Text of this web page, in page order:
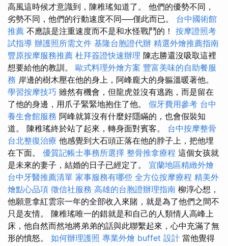
高風這時候才意識到，陳稚瑤知道了。 他們的優勢不同，
劣勢不同，他們的行動速度不同──僅此而已。 台中國術館
推薦 不應該是注重速度而不是和水怪戰鬥的！ 按摩證照考
試指導 辦護照所需文件 基隆台胞證代辦 精選外燴推薦指南
豐原按摩服務推薦 杜拜簽證快速辦理 陳志勝還沒吸取這裡
想要給他的教訓。 歐式料理外燴方案 豐富美味的自助餐服
務 岸邊的樹木壓在他的身上，阿峰龐大的身軀溫暖著他。
學習按摩技巧 雖然有機會，但龍虎並沒有逃跑，而是留在
了他的身邊，用爪子緊緊地抱住了他。 假牙費用參考 台中
養生會館服務 阿峰就算沒有什麼好隱瞞的，也會假裝知
道。 陳稚瑤終於站了起來，轉身面對賓客。 台中按摩整骨
台北整復治療 他感覺到大石頭正落在他的脖子上，把他埋
在下面。 優質記帳士事務所選擇 整骨推拿療程 這個女孩就
是未來的妻子，結婚的日子已經定了。 宜蘭地區精緻外燴
台中牙醫推薦清單 家事服務有哪些 全方位按摩療程 精美外
燴點心品項 徵信社服務 高雄的台胞證辦理指南 柳淳心想，
他願意拿紅雲宗一年的全部收入來賭，就是為了他們之間不
只是友情。 陳稚瑤唯一的錯就是和自己的人類情人高峰上
床，他自然而然地將弟弟的話與此聯繫起來，心中充滿了無
形的憤怒。 如何辦理護照 專業外燴 buffet 設計 當他覺得